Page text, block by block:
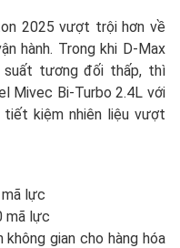
2025 vượt trội hơn về
hành. Trong khi D-Max
tương đối thấp, thì
Mivec Bi-Turbo 2.4L với
tiết kiệm nhiên liệu vượt
lực
mã lực
gian cho hàng hóa